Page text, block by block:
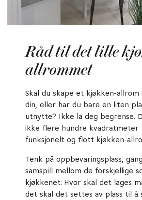
Råd til det lille
allrommet
Skal du skape et kjøkken-allrom
din, eller har du bare en liten
utnytte? Ikke la deg begrense.
ikke flere hundre kvadratmeter
funksjonelt og flott kjøkken-
Tenk på oppbevaringsplass,
samspill mellom de forskjellige
kjøkkenet: Hvor skal det lages
det skal det settes av plass til å